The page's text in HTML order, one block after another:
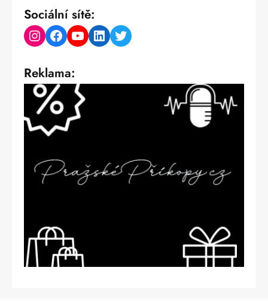
Sociální sítě:
Instagram Facebook YouTube LinkedIn Twitter
Reklama: